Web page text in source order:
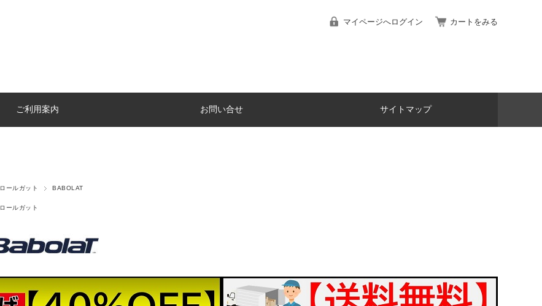
マイページへログイン カートをみる
ご利用案内 お問い合せ サイトマップ
ロールガット BABOLAT
ロールガット